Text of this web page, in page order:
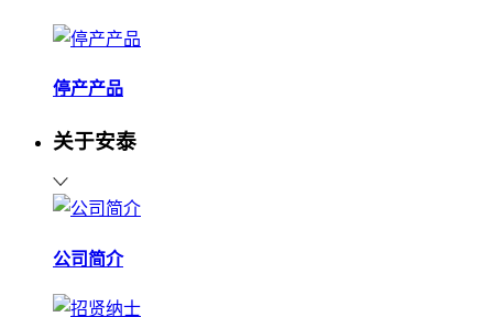
停产产品
关于安泰
公司简介